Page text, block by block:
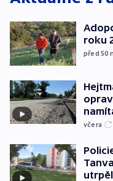
roku
před 50
včera